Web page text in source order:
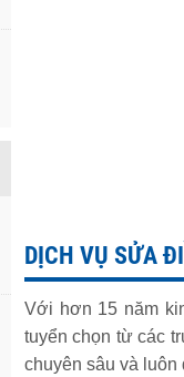
DỊCH VỤ SỬA
Với hơn 15 năm
tuyển chọn từ các
chuyên sâu và